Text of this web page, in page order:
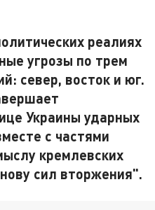
реалиях
угрозы по трем
север, восток и юг.
Украины ударных
с частями
кремлевских
сил вторжения".